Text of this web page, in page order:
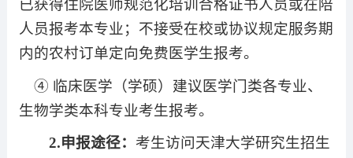
已获得住院医师规范化培训合格证书人员或在陪
人员报考本专业；不接受在校或协议规定服务期
内的农村订单定向免费医学生报考。
④ 临床医学（学硕）建议医学门类各专业、
生物学类本科专业考生报考。
2.申报途径： 考生访问天津大学研究生招生